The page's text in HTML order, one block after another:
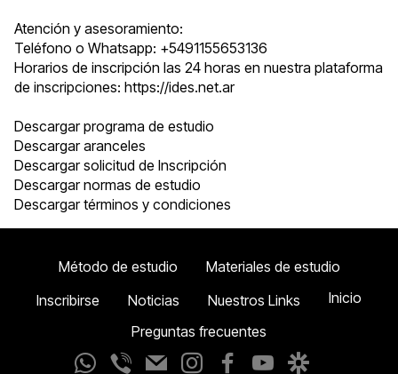
Atención y asesoramiento:
Teléfono o Whatsapp: +5491155653136
Horarios de inscripción las 24 horas en nuestra plataforma
de inscripciones: https://ides.net.ar
Descargar programa de estudio
Descargar aranceles
Descargar solicitud de Inscripción
Descargar normas de estudio
Descargar términos y condiciones
Método de estudio
Materiales de estudio
Inscribirse
Noticias Nuestros Links
Inicio
Preguntas frecuentes